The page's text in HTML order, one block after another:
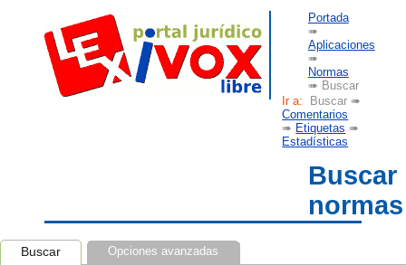
Portada
➠
Aplicaciones
➠
Normas
➠ Buscar
Ir a: Buscar ➠
Comentarios
➠ Etiquetas ➠
Estadísticas
Buscar
normas
Buscar Opciones avanzadas